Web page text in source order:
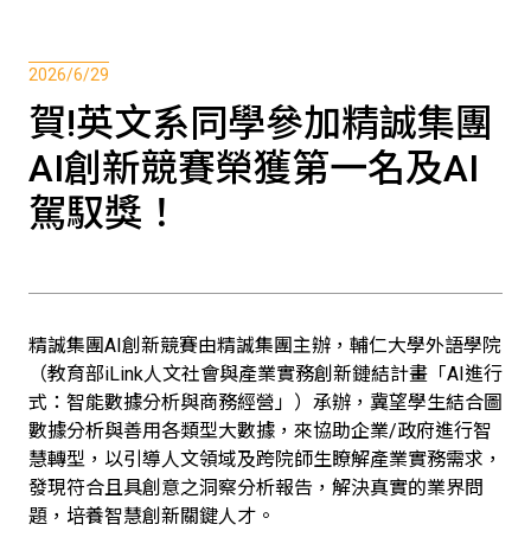
2026/6/29
賀!英文系同學參加精誠集團
AI創新競賽榮獲第一名及AI
駕馭獎！
精誠集團AI創新競賽由精誠集團主辦，輔仁大學外語學院
（教育部iLink人文社會與產業實務創新鏈結計畫「AI進行
式：智能數據分析與商務經營」）承辦，冀望學生結合圖
數據分析與善用各類型大數據，來協助企業/政府進行智
慧轉型，以引導人文領域及跨院師生瞭解產業實務需求，
發現符合且具創意之洞察分析報告，解決真實的業界問
題，培養智慧創新關鍵人才。